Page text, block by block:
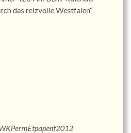
das reizvolle Westfalen“